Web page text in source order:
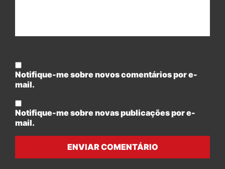
Notifique-me sobre novos comentários por e-
mail.
Notifique-me sobre novas publicações por e-
mail.
ENVIAR COMENTÁRIO